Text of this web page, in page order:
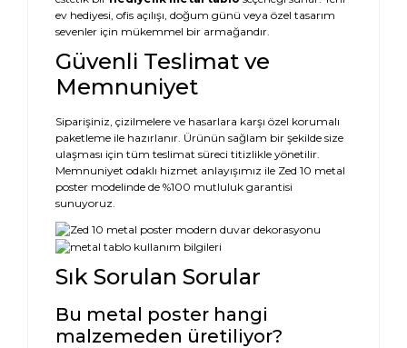
ev hediyesi, ofis açılışı, doğum günü veya özel tasarım
sevenler için mükemmel bir armağandır.
Güvenli Teslimat ve
Memnuniyet
Siparişiniz, çizilmelere ve hasarlara karşı özel korumalı
paketleme ile hazırlanır. Ürünün sağlam bir şekilde size
ulaşması için tüm teslimat süreci titizlikle yönetilir.
Memnuniyet odaklı hizmet anlayışımız ile Zed 10 metal
poster modelinde de %100 mutluluk garantisi
sunuyoruz.
Sık Sorulan Sorular
Bu metal poster hangi
malzemeden üretiliyor?